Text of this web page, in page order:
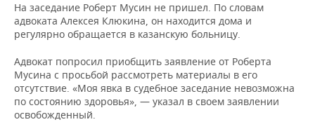
ХОККЕЙ С МЯЧОМ
ПРОИСШЕСТВИЯ
На заседание Роберт Мусин не пришел. По словам
адвоката Алексея Клюкина, он находится дома и
регулярно обращается в казанскую больницу.
Адвокат попросил приобщить заявление от Роберта
Мусина с просьбой рассмотреть материалы в его
отсутствие. «Моя явка в судебное заседание невозможна
по состоянию здоровья», — указал в своем заявлении
освобожденный.